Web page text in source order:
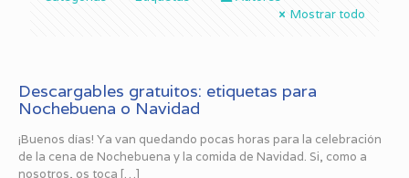
Mostrar todo
Descargables gratuitos: etiquetas para
Nochebuena o Navidad
¡Buenos días! Ya van quedando pocas horas para la celebración
de la cena de Nochebuena y la comida de Navidad. Si, como a
nosotros, os toca […]